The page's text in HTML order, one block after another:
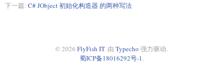
下一篇: C# JObject 初始化构造器 的两种写法
© 2026 FlyFish IT. 由 Typecho 强力驱动.
蜀ICP备18016292号-1.